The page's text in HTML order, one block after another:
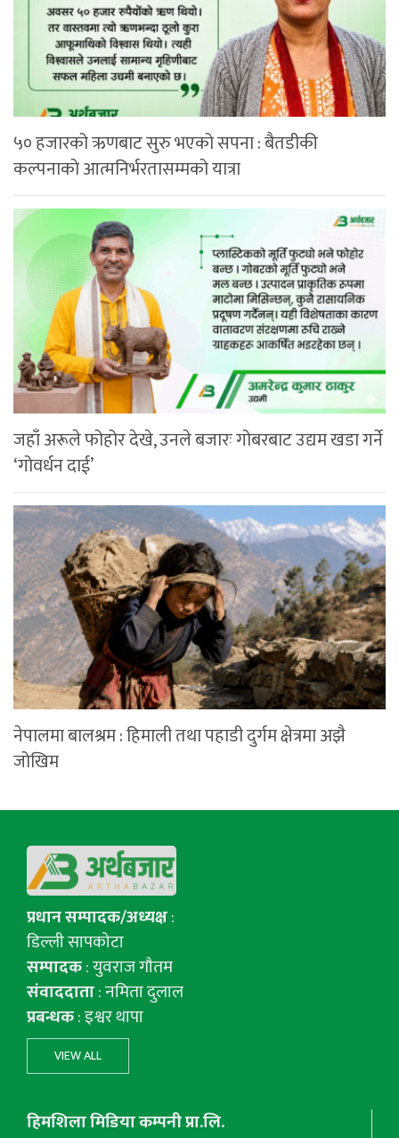
५० हजारको ऋणबाट सुरु भएको सपना : बैतडीकी
कल्पनाको आत्मनिर्भरतासम्मको यात्रा
जहाँ अरूले फोहोर देखे, उनले बजारः गोबरबाट उद्यम खडा गर्ने
‘गोवर्धन दाई’
नेपालमा बालश्रम : हिमाली तथा पहाडी दुर्गम क्षेत्रमा अझै
जोखिम
प्रधान सम्पादक/अध्यक्ष:
डिल्ली सापकोटा
सम्पादक: युवराज गाैतम
संवाददाता: नमिता दुलाल
प्रबन्धक: इश्वर थापा
VIEW ALL
हिमशिला मिडिया कम्पनी प्रा.लि.